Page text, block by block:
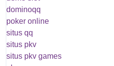
dominoqq
poker online
situs qq
situs pkv
situs pkv games